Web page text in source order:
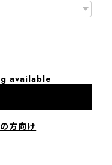
available
方向け